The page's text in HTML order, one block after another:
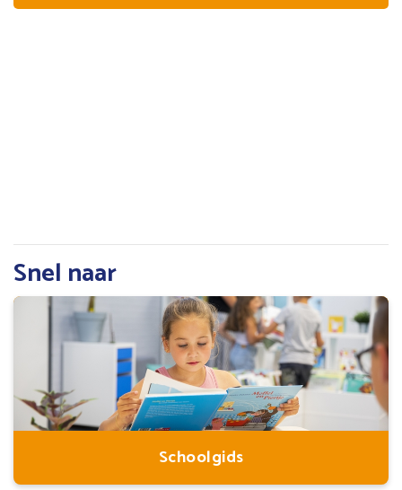
Snel naar
Schoolgids